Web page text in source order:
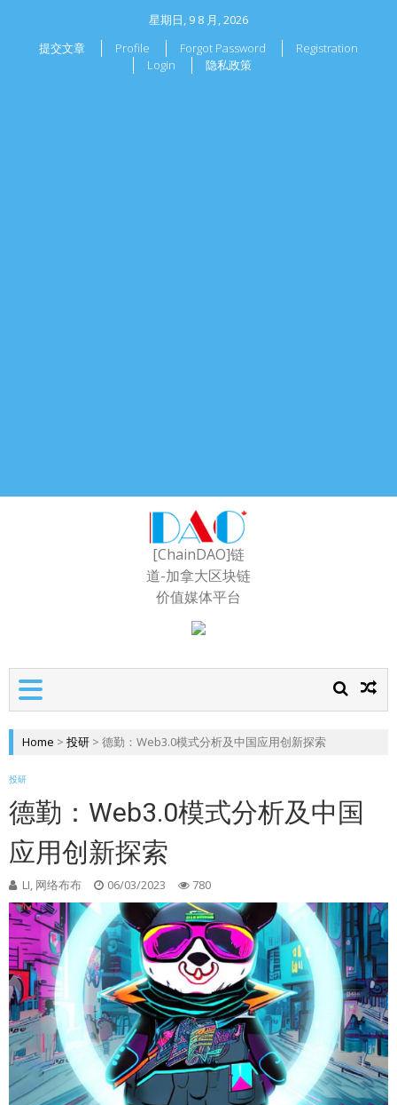
星期日, 9 8 月, 2026
提交文章
Profile Forgot Password
Registration
Login
隐私政策
[ChainDAO]链
道-加拿大区块链
价值媒体平台
Home > 投研 > 德勤：Web3.0模式分析及中国应用创新探索
投研
德勤：Web3.0模式分析及中国
应用创新探索
LI, 网络布布 06/03/2023 780